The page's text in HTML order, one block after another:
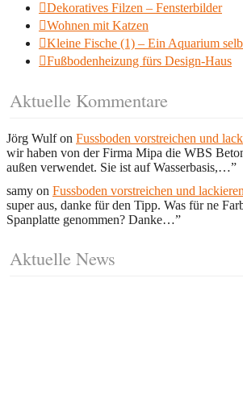
Dekoratives Filzen – Fensterbilder
Wohnen mit Katzen
Kleine Fische (1) – Ein Aquarium
Fußbodenheizung fürs Design-Haus
Aktuelle Kommentare
Jörg Wulfon Fussboden vorstreichen und
wir haben von der Firma Mipa die WBS
außen verwendet. Sie ist auf Wasserbasis,…”
samy on Fussboden vorstreichen und lackieren
super aus, danke für den Tipp. Was für ne
Spanplatte genommen? Danke…”
Aktuelle News